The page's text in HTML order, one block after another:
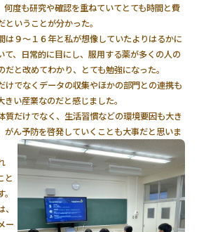
何度も研究や確認を重ねていてとても時間と費
いうことが分かった。
は９～１６年と私が想像していたよりはるかに
て、日常的に目にし、服用する薬が多くの人の
と改めてわかり、とても勉強になった。
けでなくデータの収集やほかの部門との連携も
い産業なのだと感じました。
質だけでなく、生活習慣などの環境要因も大き
がん予防を啓発していくことも大事だと思いま
と
ー